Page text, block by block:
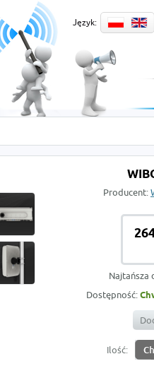
Język:
Producent:
Najtańsza
Dostępność:
Ilość: